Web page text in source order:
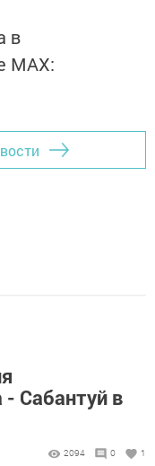
в
MАХ:
- Сабантуй в
2094 0 1